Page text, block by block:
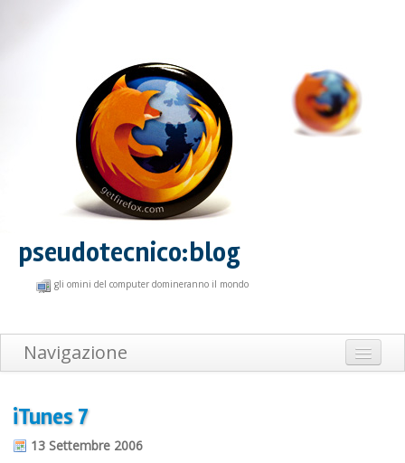
pseudotecnico:blog
gli omini del computer domineranno il mondo
Navigazione
Informazioni sul blog
iTunes 7
13 Settembre 2006